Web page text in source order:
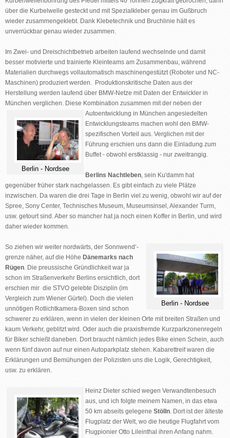
über die Kurbelwelle gesteckt und mit Spezialkleber genau im Gußbruch
wieder zusammengeklebt. Dank Klebetechnik und Bruchlinie hält es
unverrückbar genau wieder zusammen.
Im Zwei- und Dreischichtbetrieb arbeiten laufend wechselnde und damit
besser motivierte und trainierte Kleinteams am Zusammenbau, während
Materialien durchwegs vollautomatisch maschinengestützt (Roboter und NC-
Maschinen) produziert werden. Produktionskritische Daten aus der
Herstellung werden laufend über BMW-Netze mit Daten der Entwickler in
München verglichen. Diese Kombination zusammen mit der neben der
Autoentwicklung in München
Berlin - Nordsee
angesiedelten
Entwicklungsteams machen wohl den BMW-
spezifischen Vorteil aus. Verglichen mit der
Führung erschien uns dann die Einladung zum
Buffet - obwohl erstklassig - nur zweitrangig.
Berlins Nachtleben, sein Ku'damm hat
gegenüber früher stark nachgelassen. Es gibt einfach zu viele Plätze
inzwischen. Da waren die drei Tage in Berlin viel zu wenig, obwohl wir auf der
Spree, Sony Center, Technisches Museum, Museumsinsel, Alexander Turm,
usw. getourt sind. Aber so mancher hat ja noch einen Koffer in Berlin, und wird
daher wieder kommen.
Berlin - Nordsee
So ziehen wir weiter nordwärts, der Sonnwend‘-
grenze näher, auf die Höhe Dänemarks nach
Rügen. Die preussische Gründlichkeit war ja
schon im Straßenverkehr Berlins ersichtlich, dort
erschien mir die STVO gelebte Disziplin (im
Vergleich zum Wiener Gürtel). Doch die vielen
unnötigen Rotlichtkamera-Boxen sind schon
schwerer zu erklären, wenn in vielen der kleinen Orte mit breiten Straßen und
kaum Verkehr, geblitzt wird. Oder auch die praxisfremde Kurzparkzonenregeln
für Biker schießt daneben. Dort braucht nämlich jedes Bike einen Schein, auch
wenn fünf davon auf nur einen Autoparkplatz stehen. Kabarettreif waren die
Erklärungen und Bemühungen der Polizisten uns die Logik, Gerechtigkeit,
usw. zu erklären.
Heinz Dieter schied wegen Verwandtenbesuch
aus, und ich folgte meinem Namen, in das etwa
50 km abseits gelegene Stölln. Dort ist der älteste
Flugplatz der Welt, wo die heutige Flugfahrt vom
Flugpionier Otto Lileinthal ihren Anfang nahm.